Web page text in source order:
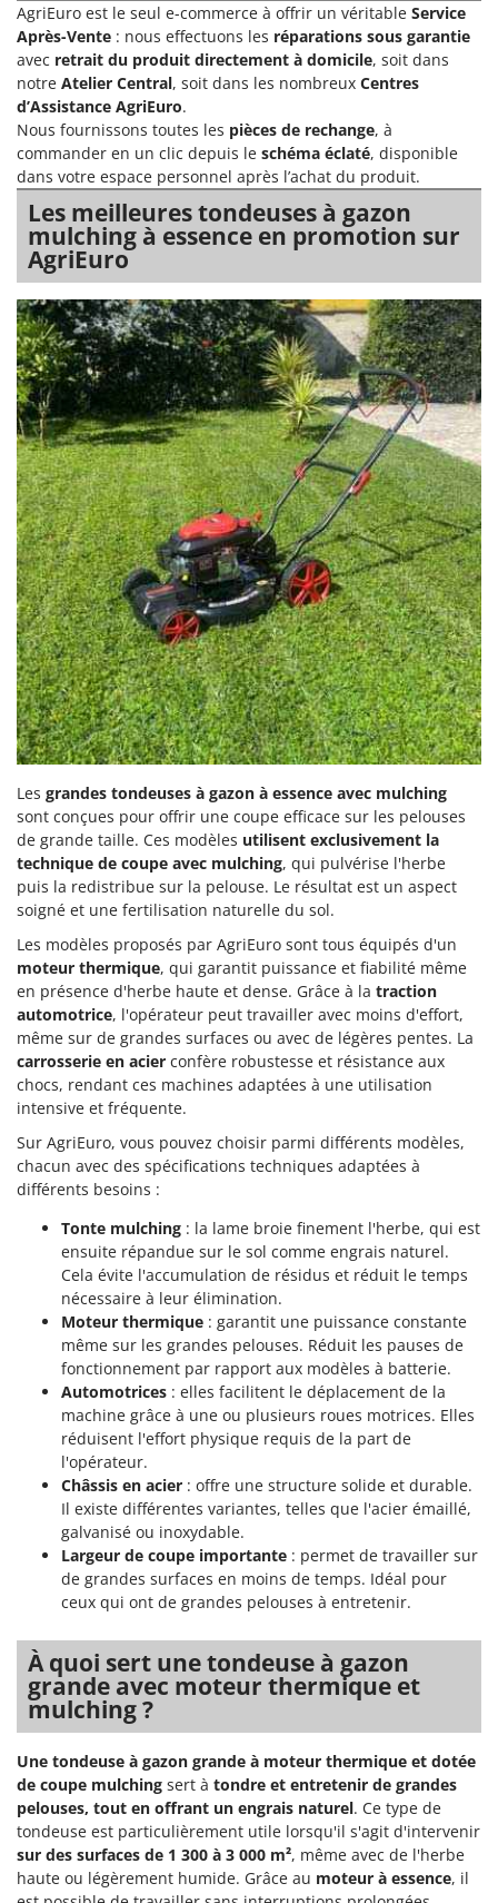
AgriEuro est le seul e-commerce à offrir un véritable Service
Après-Vente : nous effectuons les réparations sous garantie
avec retrait du produit directement à domicile, soit dans
notre Atelier Central, soit dans les nombreux Centres
d’Assistance AgriEuro.
Nous fournissons toutes les pièces de rechange, à
commander en un clic depuis le schéma éclaté, disponible
dans votre espace personnel après l’achat du produit.
Les meilleures tondeuses à gazon
mulching à essence en promotion sur
AgriEuro
Les grandes tondeuses à gazon à essence avec mulching
sont conçues pour offrir une coupe efficace sur les pelouses
de grande taille. Ces modèles utilisent exclusivement la
technique de coupe avec mulching, qui pulvérise l'herbe
puis la redistribue sur la pelouse. Le résultat est un aspect
soigné et une fertilisation naturelle du sol.
Les modèles proposés par AgriEuro sont tous équipés d'un
moteur thermique, qui garantit puissance et fiabilité même
en présence d'herbe haute et dense. Grâce à la traction
automotrice, l'opérateur peut travailler avec moins d'effort,
même sur de grandes surfaces ou avec de légères pentes. La
carrosserie en acier confère robustesse et résistance aux
chocs, rendant ces machines adaptées à une utilisation
intensive et fréquente.
Sur AgriEuro, vous pouvez choisir parmi différents modèles,
chacun avec des spécifications techniques adaptées à
différents besoins :
Tonte mulching : la lame broie finement l'herbe, qui est
ensuite répandue sur le sol comme engrais naturel.
Cela évite l'accumulation de résidus et réduit le temps
nécessaire à leur élimination.
Moteur thermique : garantit une puissance constante
même sur les grandes pelouses. Réduit les pauses de
fonctionnement par rapport aux modèles à batterie.
Automotrices : elles facilitent le déplacement de la
machine grâce à une ou plusieurs roues motrices. Elles
réduisent l'effort physique requis de la part de
l'opérateur.
Châssis en acier : offre une structure solide et durable.
Il existe différentes variantes, telles que l'acier émaillé,
galvanisé ou inoxydable.
Largeur de coupe importante : permet de travailler sur
de grandes surfaces en moins de temps. Idéal pour
ceux qui ont de grandes pelouses à entretenir.
À quoi sert une tondeuse à gazon
grande avec moteur thermique et
mulching ?
Une tondeuse à gazon grande à moteur thermique et dotée
de coupe mulching sert à tondre et entretenir de grandes
pelouses, tout en offrant un engrais naturel. Ce type de
tondeuse est particulièrement utile lorsqu'il s'agit d'intervenir
sur des surfaces de 1 300 à 3 000 m², même avec de l'herbe
haute ou légèrement humide. Grâce au moteur à essence, il